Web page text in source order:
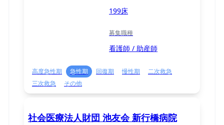
199床
募集職種
看護師 / 助産師
高度急性期 急性期 回復期 慢性期
二次救急
三次救急
その他
社会医療法人財団 池友会 新行橋病院